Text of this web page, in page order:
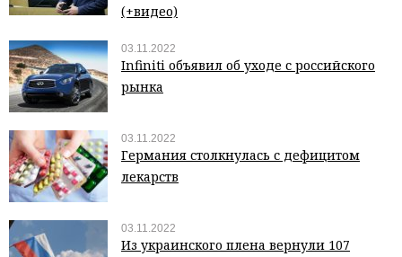
(+видео)
03.11.2022
Infiniti объявил об уходе с российского
рынка
03.11.2022
Германия столкнулась с дефицитом
лекарств
03.11.2022
Из украинского плена вернули 107